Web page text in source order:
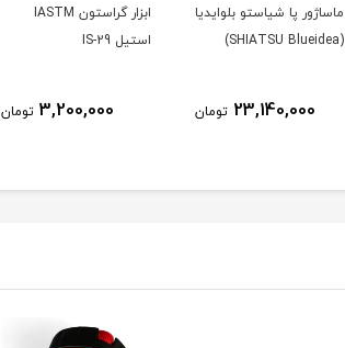
ماساژور پا شیاستو بلوایدیا
(SHIATSU Blueidea)
23,140,000 تومان
ابزار گراستون IASTM
استیل IS-29
3,200,000 تومان